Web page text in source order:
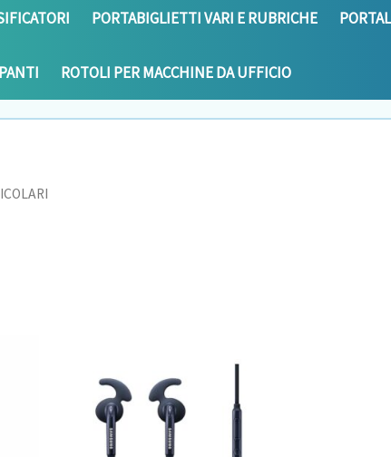
PORTABIGLIETTI VARI E RUBRICHE
ROTOLI PER MACCHINE DA UFFICIO